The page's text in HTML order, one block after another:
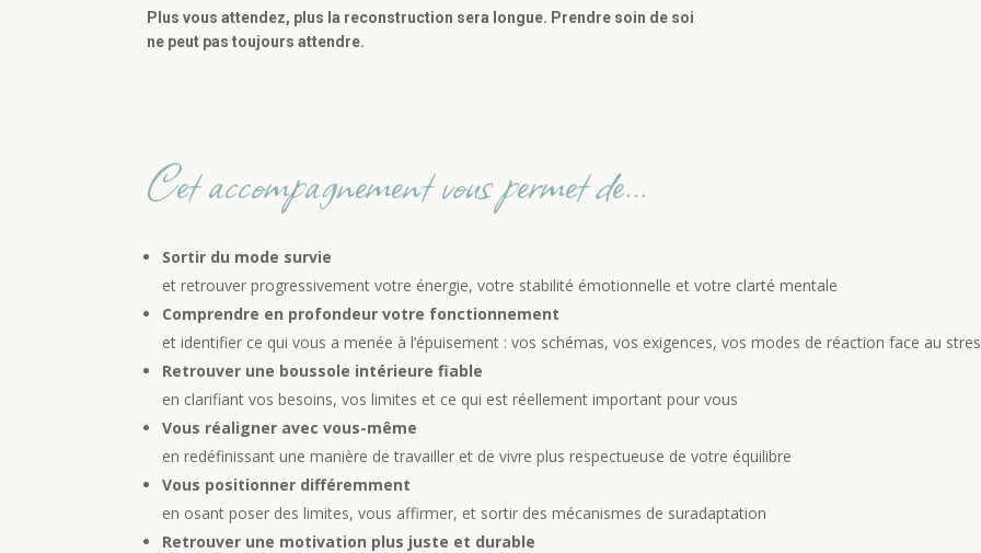
Plus vous attendez, plus la reconstruction sera longue. Prendre soin de soi
ne peut pas toujours attendre.
Cet accompagnement vous permet de...
Sortir du mode survie
et retrouver progressivement votre énergie, votre stabilité émotionnelle et votre clarté mentale
Comprendre en profondeur votre fonctionnement
et identifier ce qui vous a menée à l’épuisement : vos schémas, vos exigences, vos modes de réaction face au
Retrouver une boussole intérieure fiable
en clarifiant vos besoins, vos limites et ce qui est réellement important pour vous
Vous réaligner avec vous-même
en redéfinissant une manière de travailler et de vivre plus respectueuse de votre équilibre
Vous positionner différemment
en osant poser des limites, vous affirmer, et sortir des mécanismes de suradaptation
Retrouver une motivation plus juste et durable